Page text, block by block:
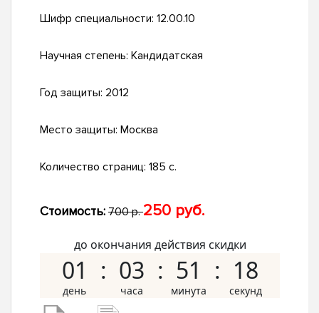
Шифр специальности: 12.00.10
Научная степень: Кандидатская
Год защиты: 2012
Место защиты: Москва
Количество страниц: 185 с.
Стоимость: 700 р.250 руб.
до окончания действия скидки
01 03 51 17